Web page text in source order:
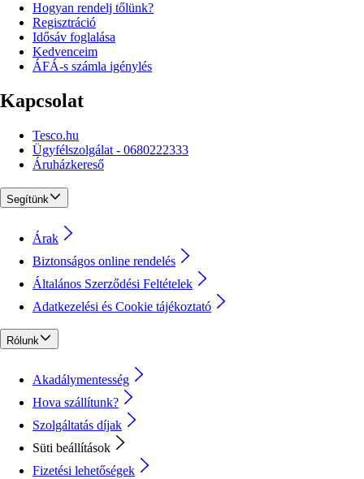
Hogyan rendelj tőlünk?
Regisztráció
Idősáv foglalása
Kedvenceim
ÁFÁ-s számla igénylés
Kapcsolat
Tesco.hu
Ügyfélszolgálat - 0680222333
Áruházkereső
Segítünk
Árak
Biztonságos online rendelés
Általános Szerződési Feltételek
Adatkezelési és Cookie tájékoztató
Rólunk
Akadálymentesség
Hova szállítunk?
Szolgáltatás díjak
Süti beállítások
Fizetési lehetőségek